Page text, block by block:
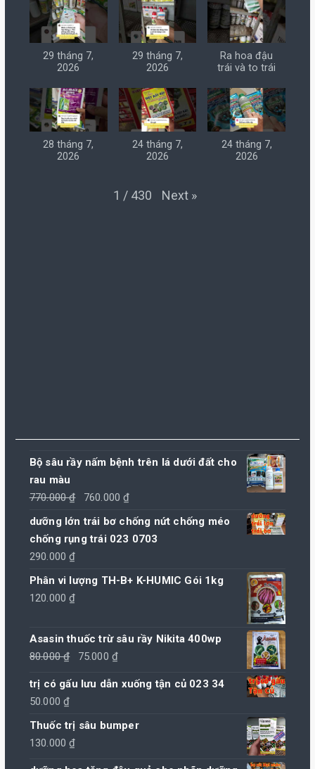
29 tháng 7,
2026
29 tháng 7,
2026
Ra hoa đậu
trái và to trái
28 tháng 7,
2026
24 tháng 7,
2026
24 tháng 7,
2026
1 / 430 Next »
Bộ sâu rầy nấm bệnh trên lá dưới đất cho
rau màu
770.000₫
Giá
gốc
760.000₫
hiện
tại
dưỡng lớn trái bơ chống nứt chống méo
chống rụng trái 023 0703
290.000₫
Phân vi lượng TH-B+ K-HUMIC Gói 1kg
120.000₫
Asasin thuốc trừ sâu rầy Nikita 400wp
80.000₫
Giá
là:
75.000 ₫
tại
75.000 ₫.
trị có gấu lưu dẫn xuống tận củ 023 34
50.000₫
Thuốc trị sâu bumper
130.000₫